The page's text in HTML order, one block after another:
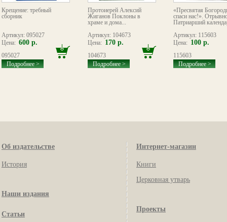
Крещение: требный
сборник
Артикул: 095027
Цена: 600 р.
095027
Подробнее >
Протоиерей Алексий
Жиганов Поклоны в
храме и дома...
Артикул: 104673
Цена: 170 р.
104673
Подробнее >
«Пресвятая
спаси нас!».
Патриарший
Артикул: 115603
Цена: 100 р.
115603
Подробнее >
Об издательстве
История
Наши издания
Статьи
Интернет-магазин
Книги
Церковная утварь
Проекты